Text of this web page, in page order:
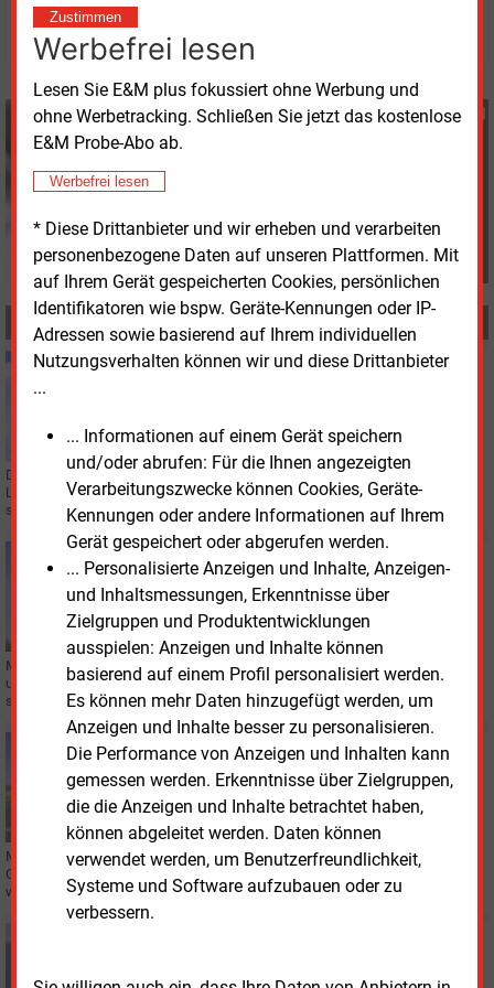
Zustimmen
Werbefrei lesen
Lesen Sie E&M plus fokussiert ohne Werbung und
ohne Werbetracking. Schließen Sie jetzt das kostenlose
E&M Probe-Abo ab.
Werbefrei lesen
* Diese Drittanbieter und wir erheben und verarbeiten
personenbezogene Daten auf unseren Plattformen. Mit
auf Ihrem Gerät gespeicherten Cookies, persönlichen
Identifikatoren wie bspw. Geräte-Kennungen oder IP-
Adressen sowie basierend auf Ihrem individuellen
Nutzungsverhalten können wir und diese Drittanbieter
...
... Informationen auf einem Gerät speichern
und/oder abrufen: Für die Ihnen angezeigten
Verarbeitungszwecke können Cookies, Geräte-
Kennungen oder andere Informationen auf Ihrem
Gerät gespeichert oder abgerufen werden.
... Personalisierte Anzeigen und Inhalte, Anzeigen-
und Inhaltsmessungen, Erkenntnisse über
Zielgruppen und Produktentwicklungen
ausspielen: Anzeigen und Inhalte können
basierend auf einem Profil personalisiert werden.
Es können mehr Daten hinzugefügt werden, um
Anzeigen und Inhalte besser zu personalisieren.
Die Performance von Anzeigen und Inhalten kann
gemessen werden. Erkenntnisse über Zielgruppen,
die die Anzeigen und Inhalte betrachtet haben,
können abgeleitet werden. Daten können
verwendet werden, um Benutzerfreundlichkeit,
Systeme und Software aufzubauen oder zu
verbessern.
© 2026 Energie & Management GmbH
Günter Drewnitzky
MEHR ZUM THEMA
Dienstag, 26.07.2022, 14:15
Der Freistaat hat sich das damals schärfste Null-Emissions-Ziel unter den
Ländern gegeben. Er liegt aber mit der Umsetzung "nicht im Ansatz" im Plan,
so eine Studie für den VBEW.
WINDKRAFT ONSHORE
Zwölf Maßnahmen für mehr Windstrom vorgelegt
Mit zwölf Maßnahmen könnte mehr Strom aus Windkraft an Land erzeugt
und genutzt werden, schlägt die Deutsche Energieagentur (Dena) vor. Sie
sollten ins neue Gesetz aufgenommen werden.
Freitag, 17.06.2022, 13:22
Windradstandort werden
Mehr Flächen für Windkraftanlagen an Land könnten in Industrie- und
Gewerbegebieten erschlossen werden, schlägt die Branche vor. Dafür
würden Änderungen im Baurecht helfen.
Vattenfall macht alte Rotorblätter zu neuen Skiern